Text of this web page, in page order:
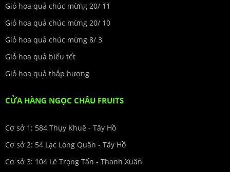
Giỏ hoa quả chúc mừng 20/ 11
Giỏ hoa quả chúc mừng 20/ 10
Giỏ hoa quả chúc mừng 8/ 3
Giỏ hoa quả biếu tết
Giỏ hoa quả thắp hương
CỬA HÀNG NGỌC CHÂU FRUITS
Cơ sở 1: 584 Thụy Khuê - Tây Hồ
Cơ sở 2: 54 Lạc Long Quân - Tây Hồ
Cơ sở 3: 104 Lê Trọng Tấn - Thanh Xuân